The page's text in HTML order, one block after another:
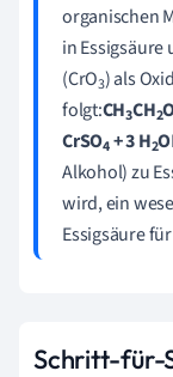
organischen
in
(CrO3) als
folgt:CH3CH2
CrSO4+ 3 H2O
Alkohol) zu
wird, ein
Essigsäure
Schritt-für-